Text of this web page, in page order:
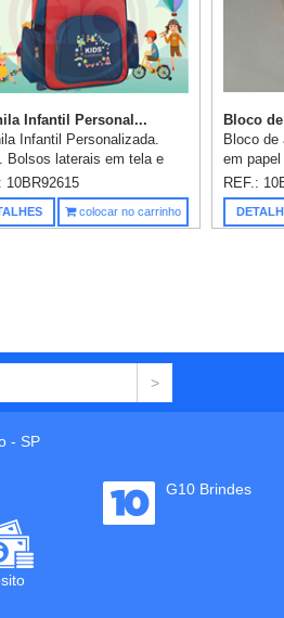
Infantil Personal...
Infantil Personalizada.
Bolsos laterais em tela e
interior. Parte posterior e
almofadadas. 250 x 420 x
1 gravação em tran...
10BR92615
colocar no carrinho
Bloco
Bloco
em
em 1
papel
1x0 cor,
REF.:
- SP
G10 Brindes